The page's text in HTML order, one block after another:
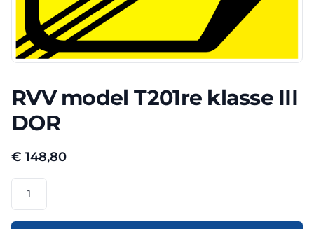
RVV model T201re klasse III
DOR
€ 148,80
model
T201re